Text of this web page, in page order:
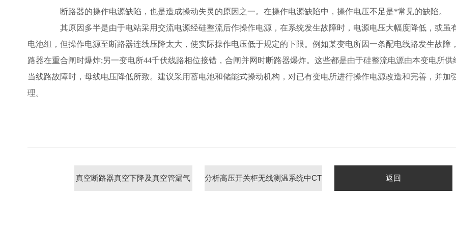
断路器的操作电源缺陷，也是造成操动失灵的原因之一。在操作电源缺陷中，操作电压不足是*常见的缺陷。
其原因多半是由于电站采用交流电源经硅整流后作操作电源，在系统发生故障时，电源电压大幅度降低，或虽
电池组，但操作电源至断路器连线压降太大，使实际操作电压低于规定的下限。例如某变电所因一条配电线路发生故障
路器在重合闸时爆炸;另一变电所44千伏线路相位接错，合闸并网时断路器爆炸。这些都是由于硅整流电源由本变电所供
当线路故障时，母线电压降低所致。建议采用蓄电池和储能式操动机构，对已有变电所进行操作电源改造和完善，并加
理。
真空断路器真空下降及真空管漏气 分析高压开关柜无线测温系统中CT 返回